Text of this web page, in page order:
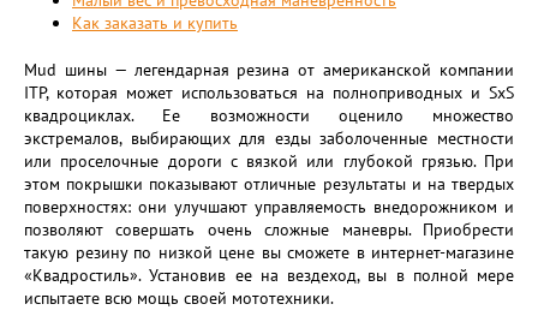
Как заказать и купить
Mud шины — легендарная резина от американской компании
ITP, которая может использоваться на полноприводных и SxS
квадроциклах. Ее возможности оценило множество
экстремалов, выбирающих для езды заболоченные местности
или проселочные дороги с вязкой или глубокой грязью. При
этом покрышки показывают отличные результаты и на твердых
поверхностях: они улучшают управляемость внедорожником и
позволяют совершать очень сложные маневры. Приобрести
такую резину по низкой цене вы сможете в интернет-магазине
«Квадростиль». Установив ее на вездеход, вы в полной мере
испытаете всю мощь своей мототехники.